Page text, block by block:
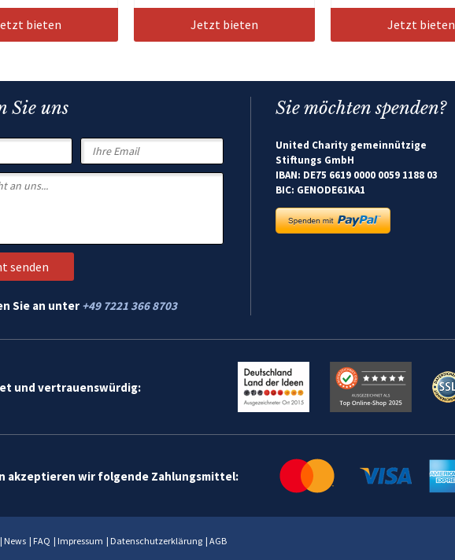
bieten Jetzt bieten Jetzt bieten
Sie uns
Sie an unter +49 7221 366 8703
Sie möchten spenden?
United Charity gemeinnützige
Stiftungs GmbH
IBAN: DE75 6619 0000 0059 1188 03
BIC: GENODE61KA1
und vertrauenswürdig:
akzeptieren wir folgende Zahlungsmittel:
| News | FAQ | Impressum | Datenschutzerklärung | AGB